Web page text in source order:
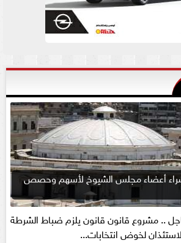
أعضاء مجلس الشيوخ لأسهم وحصص
.. مشروع قانون قانون يلزم ضباط الشرطة
لخوض انتخابات...